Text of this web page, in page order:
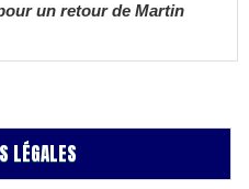
un retour de Martin
LÉGALES